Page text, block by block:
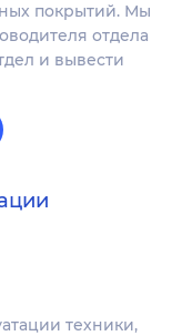
покрытий. Мы
отдела
и вывести
техники,